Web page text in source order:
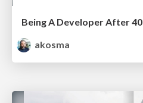
Being A Developer After 40
akosma